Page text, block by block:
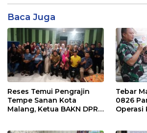
Baca Juga
Reses Temui Pengrajin
Tempe Sanan Kota
Malang, Ketua BAKN DPR
Tebar
0826
Operasi